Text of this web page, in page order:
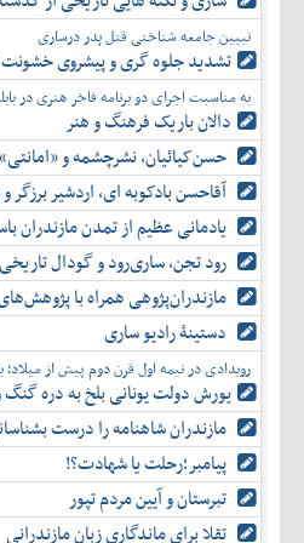
بهمن
اسفند
آذر
دی
بهمن
اسفند
تبیین جامعه شناختی قتل پدر درساری
تشدید جلوه‌ گری و پیشروی
به مناسبت اجرای دو برنامه فاخر هنری در
دالان باریک فرهنگ و هنر
حسن‌کیائیان، نشرچشمه و
آقاحسن بادکوبه ای، اردشیر برزگر
یادمانی عظیم از تمدن مازندران
رود تجن، ساری‌رود و گودال
مازندران‌پژوهی همراه با
دستینۀ رادیو ساری
رویدادی در نیمه اول قرن دوم پیش از میلاد؛
یورش دولت یونانی بلخ به دره گنگ
مازندران شاهنامه را درست
پیامبر؛رحلت یا شهادت؟!
تبرستان و آیین مردم تپور
تقلا برای ماندگاری زبان مازندرانی